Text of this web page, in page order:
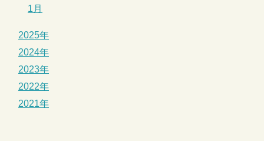
1月
2025年
2024年
2023年
2022年
2021年